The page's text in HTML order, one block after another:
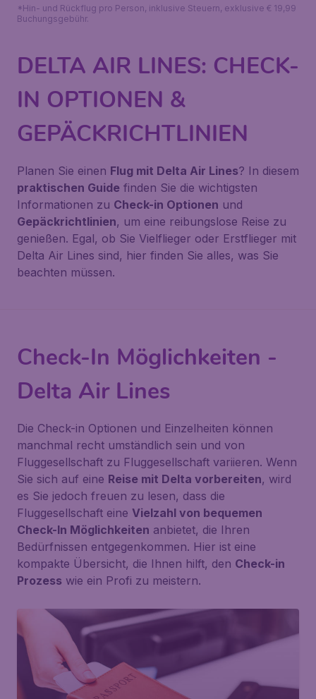
*Hin- und Rückflug pro Person, inklusive Steuern, exklusive € 19,99
Buchungsgebühr.
DELTA AIR LINES: CHECK-
IN OPTIONEN &
GEPÄCKRICHTLINIEN
Planen Sie einen Flug mit Delta Air Lines? In diesem
praktischen Guide finden Sie die wichtigsten
Informationen zu Check-in Optionen und
Gepäckrichtlinien, um eine reibungslose Reise zu
genießen. Egal, ob Sie Vielflieger oder Erstflieger mit
Delta Air Lines sind, hier finden Sie alles, was Sie
beachten müssen.
Check-In Möglichkeiten -
Delta Air Lines
Die Check-in Optionen und Einzelheiten können
manchmal recht umständlich sein und von
Fluggesellschaft zu Fluggesellschaft variieren. Wenn
Sie sich auf eine Reise mit Delta vorbereiten, wird
es Sie jedoch freuen zu lesen, dass die
Fluggesellschaft eine Vielzahl von bequemen
Check-In Möglichkeiten anbietet, die Ihren
Bedürfnissen entgegenkommen. Hier ist eine
kompakte Übersicht, die Ihnen hilft, den Check-in
Prozess wie ein Profi zu meistern.